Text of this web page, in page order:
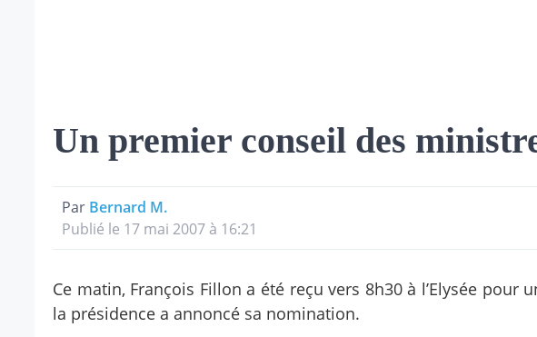
Un premier conseil des
Par Bernard M.
Publié le 17 mai 2007 à 16:21
Ce matin, François Fillon a été reçu vers 8h30 à l’Elysée
la présidence a annoncé sa nomination.